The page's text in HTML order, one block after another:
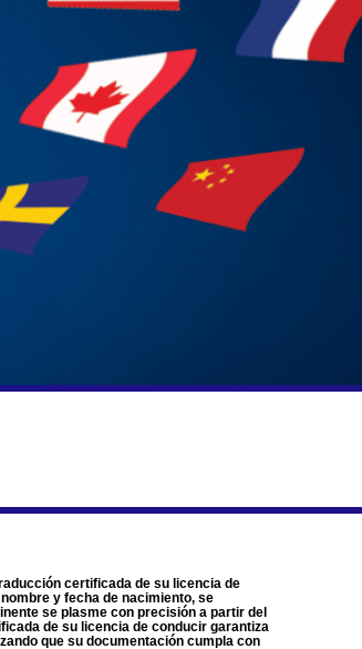
certificada de su licencia de
y fecha de nacimiento, se
se plasme con precisión a partir del
de su licencia de conducir garantiza
que su documentación cumpla con